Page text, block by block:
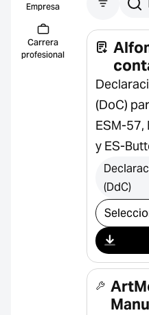
Empresa
Carrera
profesional
Buscar
(DoC)
ESM-57,
y ES-
(DdC)